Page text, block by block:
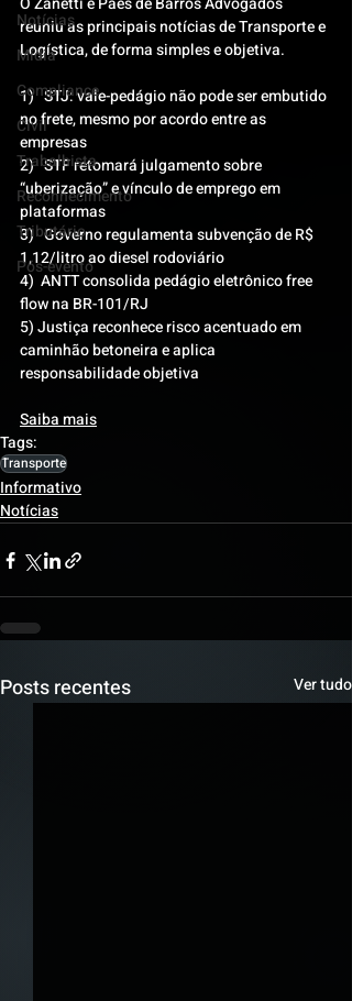
Notícias
Mídia
Compliance
Civil
Trabalhista
Reconhecimento
Tributário
Pós-evento
reuniu as principais notícias de Transporte e
Logística, de forma simples e objetiva.
1)   STJ: vale-pedágio não pode ser embutido
no frete, mesmo por acordo entre as
empresas
2)   STF retomará julgamento sobre
“uberização” e vínculo de emprego em
plataformas
3)   Governo regulamenta subvenção de R$
1,12/litro ao diesel rodoviário
4)  ANTT consolida pedágio eletrônico free
flow na BR-101/RJ
5) Justiça reconhece risco acentuado em
caminhão betoneira e aplica
responsabilidade objetiva
Saiba mais
Tags:
Transporte
Informativo
Notícias
Posts recentes Ver tudo